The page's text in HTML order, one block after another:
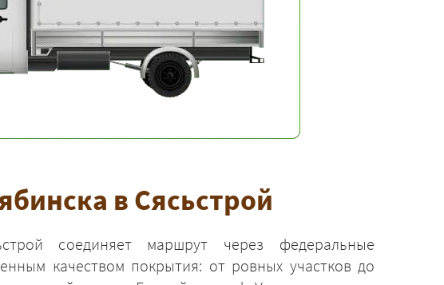
в Сясьстрой
соединяет маршрут через федеральные
качеством покрытия: от ровных участков до